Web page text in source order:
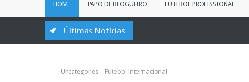
HOME PAPO DE BLOGUEIRO FUTEBOL PROFISSIONAL
Últimas Notícias
Uncategories Futebol Internacional